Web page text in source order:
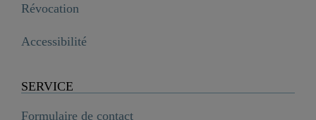
Révocation
Accessibilité
SERVICE
Formulaire de contact